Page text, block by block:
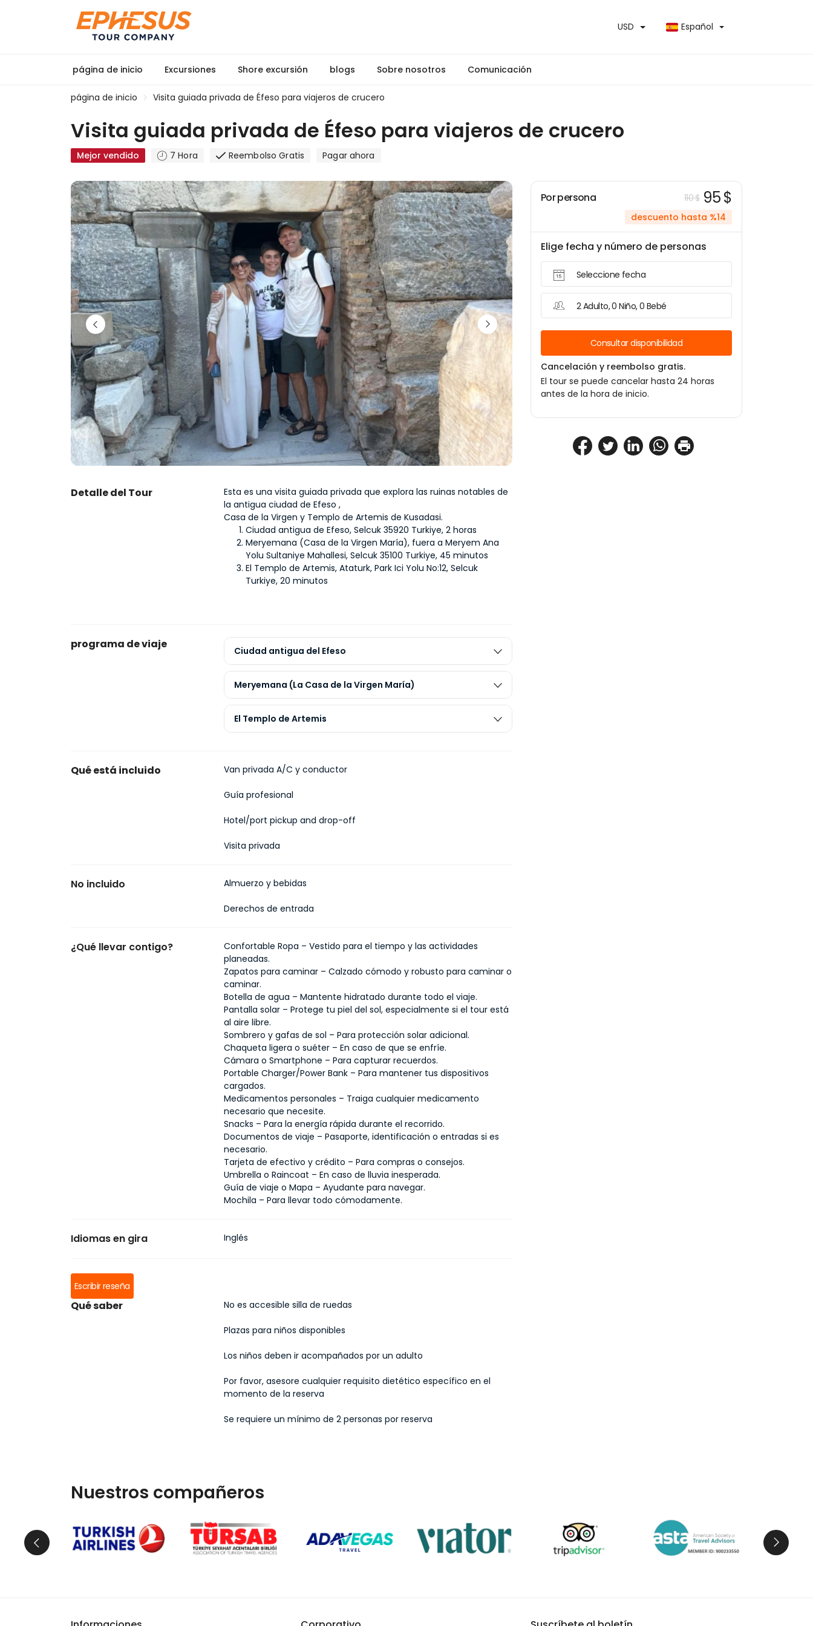
USD Español
página de inicio Excursiones Shore excursión blogs Sobre nosotros Comunicación
página de inicio Visita guiada privada de Éfeso para viajeros de crucero
Visita guiada privada de Éfeso para viajeros de crucero
Mejor vendido 7 Hora Reembolso Gratis Pagar ahora
Detalle del Tour
Esta es una visita guiada privada que explora las ruinas notables de
la antigua ciudad de Efeso ,
Casa de la Virgen y Templo de Artemis de Kusadasi.
Ciudad antigua de Efeso, Selcuk 35920 Turkiye, 2 horas
Meryemana (Casa de la Virgen María), fuera a Meryem Ana
Yolu Sultaniye Mahallesi, Selcuk 35100 Turkiye, 45 minutos
El Templo de Artemis, Ataturk, Park Ici Yolu No:12, Selcuk
Turkiye, 20 minutos
programa de viaje Ciudad antigua del Efeso
Meryemana (La Casa de la Virgen María)
El Templo de Artemis
Qué está incluido Van privada A/C y conductor
Guía profesional
Hotel/port pickup and drop-off
Visita privada
No incluido Almuerzo y bebidas
Derechos de entrada
¿Qué llevar contigo?
Confortable Ropa – Vestido para el tiempo y las actividades
planeadas.
Zapatos para caminar – Calzado cómodo y robusto para caminar o
caminar.
Botella de agua – Mantente hidratado durante todo el viaje.
Pantalla solar – Protege tu piel del sol, especialmente si el tour está
al aire libre.
Sombrero y gafas de sol – Para protección solar adicional.
Chaqueta ligera o suéter – En caso de que se enfríe.
Cámara o Smartphone – Para capturar recuerdos.
Portable Charger/Power Bank – Para mantener tus dispositivos
cargados.
Medicamentos personales – Traiga cualquier medicamento
necesario que necesite.
Snacks – Para la energía rápida durante el recorrido.
Documentos de viaje – Pasaporte, identificación o entradas si es
necesario.
Tarjeta de efectivo y crédito – Para compras o consejos.
Umbrella o Raincoat – En caso de lluvia inesperada.
Guía de viaje o Mapa – Ayudante para navegar.
Mochila – Para llevar todo cómodamente.
Idiomas en gira Inglés
Escribir reseña
Qué saber No es accesible silla de ruedas
Plazas para niños disponibles
Los niños deben ir acompañados por un adulto
Por favor, asesore cualquier requisito dietético específico en el
momento de la reserva
Se requiere un mínimo de 2 personas por reserva
Por persona 110 $ 95 $
descuento hasta %14
Elige fecha y número de personas
Seleccione fecha
2 Adulto, 0 Niño, 0 Bebé
Consultar disponibilidad
Cancelación y reembolso gratis.
El tour se puede cancelar hasta 24 horas
antes de la hora de inicio.
Nuestros compañeros